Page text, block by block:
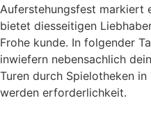
Auferstehungsfest markiert
bietet diesseitigen
Frohe kunde. In folgender
inwiefern nebensachlich
Turen durch Spielotheken
werden erforderlichkeit.